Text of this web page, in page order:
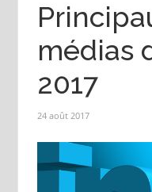
médias
2017
24 août 2017